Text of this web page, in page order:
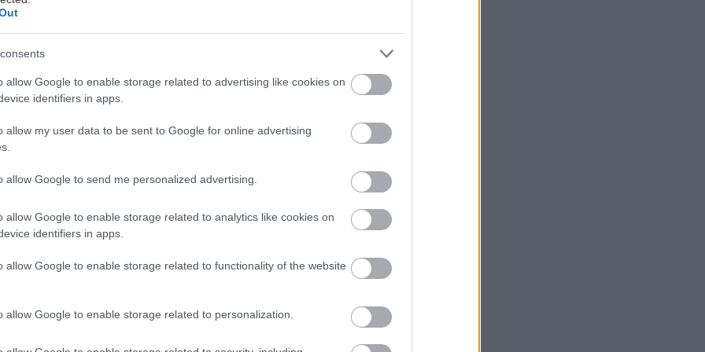
allow Google to enable storage related to advertising like cookies on
identifiers in apps.
allow my user data to be sent to Google for online advertising
allow Google to send me personalized advertising.
allow Google to enable storage related to analytics like cookies on
identifiers in apps.
allow Google to enable storage related to functionality of the website
allow Google to enable storage related to personalization.
συγκεντρώνουν πλέον τα αθηναϊκά εστιατόρια, μετά την
κορυφαίων γαστρονομικών διακρίσεων που πραγματοποιήθηκε
Τα αστέρια μοιράζονται έξι κορυφαία αθηναϊκά εστιατόρια, τα
την πόλη στον γαστρονομικό χάρτη της Ευρώπης.
είναι το
δεύτερο αστέρι για το εστιατόριο Funky Gourmet
πρώτο αστέριτου
Botrini’s , του Έκτορα Μποτρίνι.
διατηρεί ανέπαφα η
. Επίσης, το ένα αστέρι που έχουν
του Λευτέρη
και Γαλάζια Hytra
του Νίκου Καραθάνου –ο οποίος αξίζει να
στην ιστορία του θεσμού.